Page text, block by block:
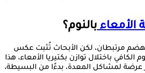
الأمعاءبالنوم؟
مرتبطان، لكن الأبحاث تُثبت عكس
باختلال توازن بكتيريا الأمعاء، هذا
عرضة لمشاكل المعدة، بدءًا من البسيطة،